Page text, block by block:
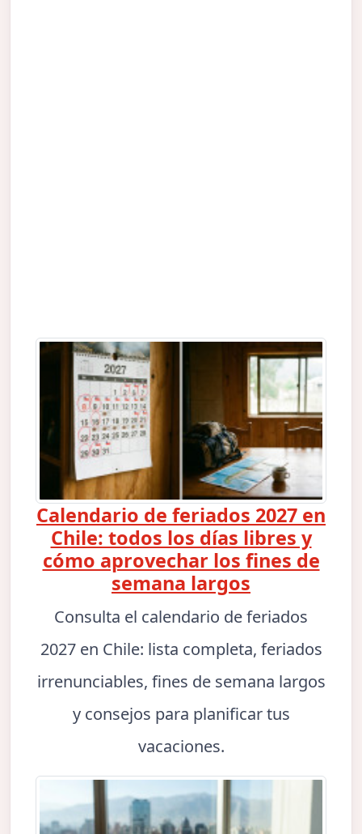
Calendario de feriados 2027 en
Chile: todos los días libres y
cómo aprovechar los fines de
semana largos
Consulta el calendario de feriados
2027 en Chile: lista completa, feriados
irrenunciables, fines de semana largos
y consejos para planificar tus
vacaciones.